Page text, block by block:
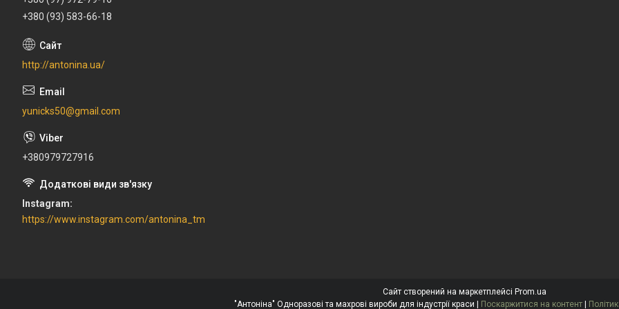
+380 (93) 583-66-18
http://antonina.ua/
yunicks50@gmail.com
+380979727916
Instagram
https://www.instagram.com/antonina_tm
Сайт створений на маркетплейсі Prom.ua
Поскаржитися на контент